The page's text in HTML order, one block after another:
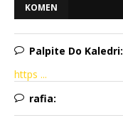
KOMEN
Palpite Do Kaledri:
https ...
rafia: